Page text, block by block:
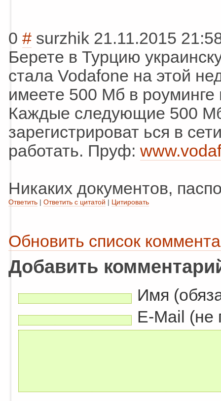
0 # surzhik 21.11.2015
Берете в Турцию
стала Vodafone на этой
имеете 500 Мб в роуминге
Каждые следующие 500
зарегистрироват ься в
работать. Пруф:
Никаких документов,
Ответить | Ответить с цитатой | Цитировать
Обновить список
Добавить
Имя
E-Mail (не